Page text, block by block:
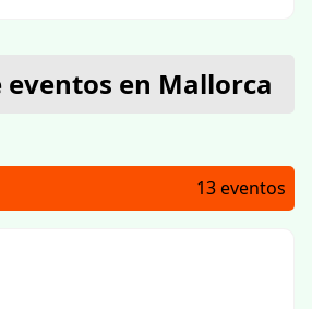
eventos en Mallorca
13 eventos